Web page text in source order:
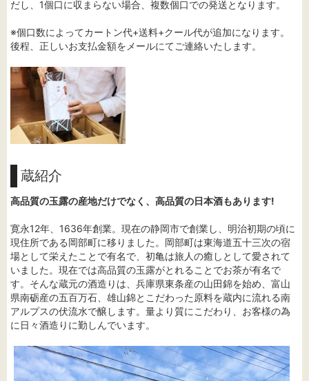
だし、1個口に収まらない場合、複数個口での発送となります。
※個口数によってカートン代+送料+クール代が追加になります。
後程、正しいお支払金額をメールにてご連絡いたします。
蔵紹介
高品質の玉露の産地だけでなく、高品質の日本酒もあります!
寛永12年、1636年創業。現在の静岡市で創業し、明治初期の頃に
現住所である岡部町に移りました。岡部町は東海道五十三次の宿
場として栄えたことで有名で、初亀は旅人の癒しとして愛されて
いました。現在では高品質の玉露がとれることでお茶が有名で
す。そんな蔵元の酒造りは、兵庫県東条産の山田錦を始め、富山
県南砺産の五百万石、雄山錦とこだわった原料を蔵内に流れる南
アルプスの伏流水で醸します。量より質にこだわり、お客様の為
に日々酒造りに勤しんでいます。